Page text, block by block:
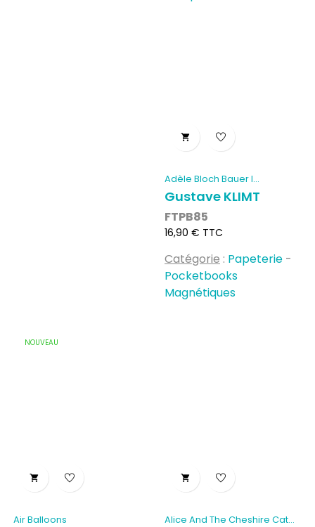

Adèle Bloch Bauer I...
Gustave KLIMT
FTPB85
Prix
16,90 € TTC
Catégorie : Papeterie -
Pocketbooks
Magnétiques
NOUVEAU

Air Balloons

Alice And The Cheshire Cat...